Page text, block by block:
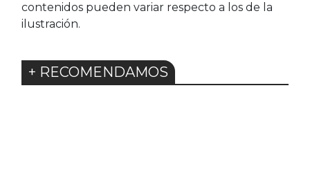
contenidos pueden variar respecto a los de la
ilustración.
+ RECOMENDAMOS